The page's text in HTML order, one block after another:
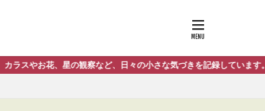
お花、星の観察など、日々の小さな気づきを記録しています。